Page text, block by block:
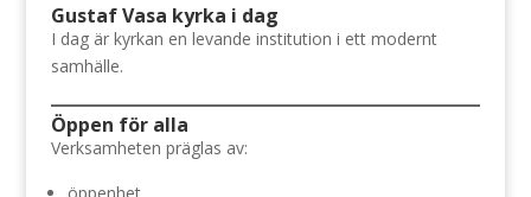
Gustaf Vasa kyrka i dag
I dag är kyrkan en levande institution i ett modernt
samhälle.
Öppen för alla
Verksamheten präglas av: